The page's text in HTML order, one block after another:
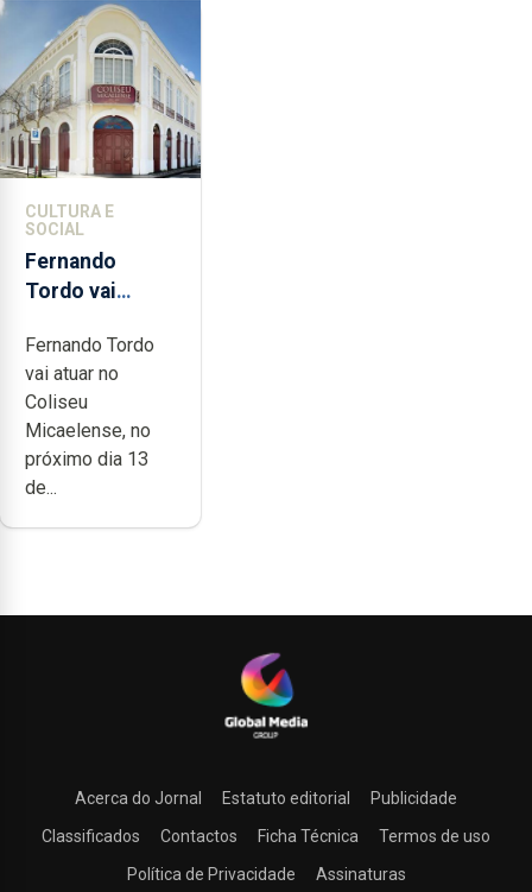
CULTURA E
SOCIAL
Fernando
Tordo vai
anos de
carreira no
Coliseu
Micaelense
Fernando Tordo
vai atuar no
Coliseu
Micaelense, no
próximo dia 13
de...
Acerca do Jornal Estatuto editorial
Publicidade
Classificados
Contactos Ficha Técnica
Termos de uso
Política de Privacidade
Assinaturas